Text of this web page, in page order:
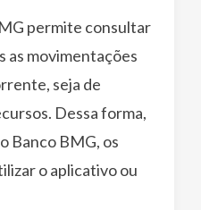
permite consultar
as movimentações
seja de
Dessa forma,
Banco BMG, os
o aplicativo ou